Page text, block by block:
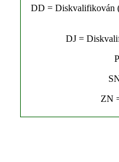
DD = Diskvalifikován
DJ =
ZN